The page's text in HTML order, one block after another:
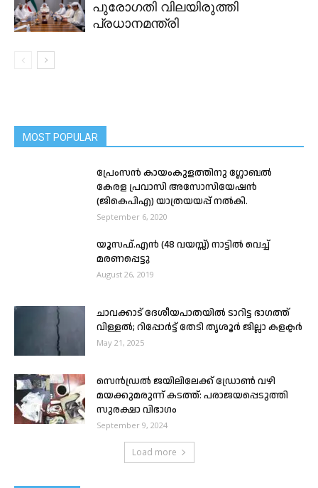
പുരോഗതി വിലയിരുത്തി
പ്രധാനമന്ത്രി
MOST POPULAR
പ്രേംസൻ കായംകുളത്തിനു ഗ്ലോബൽ
കേരള പ്രവാസി അസോസിയേഷൻ
(ജികെപിഎ) യാത്രയയപ്പ്‌ നൽകി.
September 6, 2020
യൂസഫ്.എൻ (48 വയസ്സ്) നാട്ടിൽ വെച്ച്
മരണപ്പെട്ടു
August 26, 2019
ചാവക്കാട് ദേശീയപാതയിൽ ടാറിട്ട ഭാഗത്ത്
വിള്ളൽ; റിപ്പോർട്ട് തേടി തൃശൂർ ജില്ലാ കളക്ടർ
May 21, 2025
സെൻഡ്രൽ ജയിലിലേക്ക് ഡ്രോൺ വഴി
മയക്കുമരുന്ന് കടത്ത്: പരാജയപ്പെടുത്തി
സുരക്ഷാ വിഭാഗം
September 9, 2024
Load more